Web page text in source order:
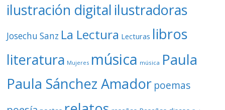
ilustración digital ilustradoras
Josechu Sanz La Lectura Lecturas libros
literatura Mujeres música música Paula
Paula Sánchez Amador poemas